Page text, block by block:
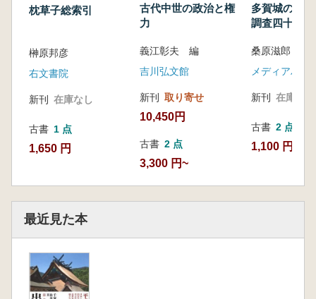
枕草子総索引
榊原邦彦
右文書院
新刊 在庫なし
古書 1 点
1,650 円
古代中世の政治と権
力
義江彰夫 編
吉川弘文館
新刊 取り寄せ
10,450円
古書 2 点
3,300 円~
多賀城の世
調査四十年
桑原滋郎 ほ
メディアハウ
新刊 在庫なし
古書 2 点
1,100 円~
最近見た本